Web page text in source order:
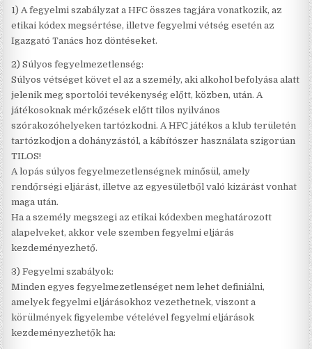
1) A fegyelmi szabályzat a HFC összes tagjára vonatkozik, az
etikai kódex megsértése, illetve fegyelmi vétség esetén az
Igazgató Tanács hoz döntéseket.
2) Súlyos fegyelmezetlenség:
Súlyos vétséget követ el az a személy, aki alkohol befolyása alatt
jelenik meg sportolói tevékenység előtt, közben, után. A
játékosoknak mérkőzések előtt tilos nyilvános
szórakozóhelyeken tartózkodni. A HFC játékos a klub területén
tartózkodjon a dohányzástól, a kábítószer használata szigorúan
TILOS!
A lopás súlyos fegyelmezetlenségnek minősül, amely
rendőrségi eljárást, illetve az egyesületből való kizárást vonhat
maga után.
Ha a személy megszegi az etikai kódexben meghatározott
alapelveket, akkor vele szemben fegyelmi eljárás
kezdeményezhető.
3) Fegyelmi szabályok:
Minden egyes fegyelmezetlenséget nem lehet definiálni,
amelyek fegyelmi eljárásokhoz vezethetnek, viszont a
körülmények figyelembe vételével fegyelmi eljárások
kezdeményezhetők ha: